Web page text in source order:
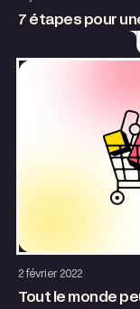
7 étapes pour
2 février 2022
Tout le monde